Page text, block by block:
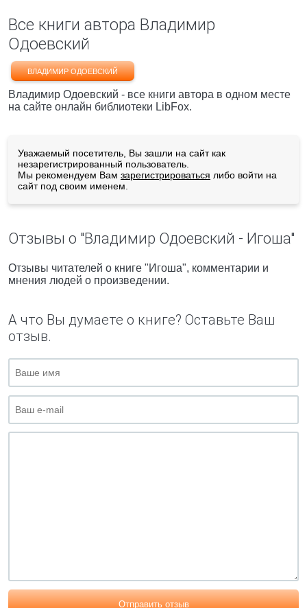
Все книги автора Владимир
Одоевский
ВЛАДИМИР ОДОЕВСКИЙ
Владимир Одоевский - все книги автора в одном месте
на сайте онлайн библиотеки LibFox.
Уважаемый посетитель, Вы зашли на сайт как
незарегистрированный пользователь.
Мы рекомендуем Вам зарегистрироваться либо войти на
сайт под своим именем.
Отзывы о "Владимир Одоевский - Игоша"
Отзывы читателей о книге "Игоша", комментарии и
мнения людей о произведении.
А что Вы думаете о книге? Оставьте Ваш
отзыв.
Отправить отзыв